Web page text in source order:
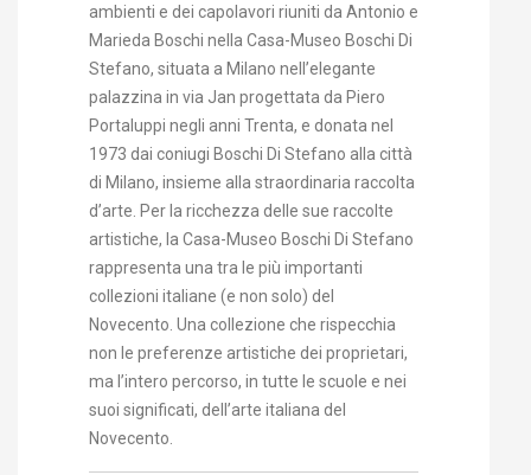
ambienti e dei capolavori riuniti da Antonio e
Marieda Boschi nella Casa-Museo Boschi Di
Stefano, situata a Milano nell’elegante
palazzina in via Jan progettata da Piero
Portaluppi negli anni Trenta, e donata nel
1973 dai coniugi Boschi Di Stefano alla città
di Milano, insieme alla straordinaria raccolta
d’arte. Per la ricchezza delle sue raccolte
artistiche, la Casa-Museo Boschi Di Stefano
rappresenta una tra le più importanti
collezioni italiane (e non solo) del
Novecento. Una collezione che rispecchia
non le preferenze artistiche dei proprietari,
ma l’intero percorso, in tutte le scuole e nei
suoi significati, dell’arte italiana del
Novecento.